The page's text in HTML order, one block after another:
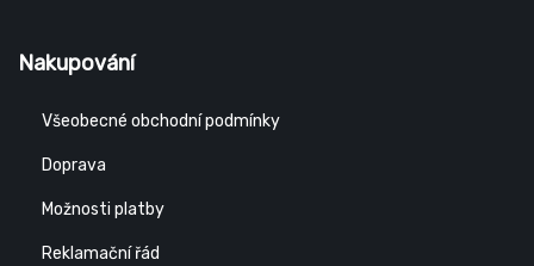
Nakupování
Všeobecné obchodní podmínky
Doprava
Možnosti platby
Reklamační řád